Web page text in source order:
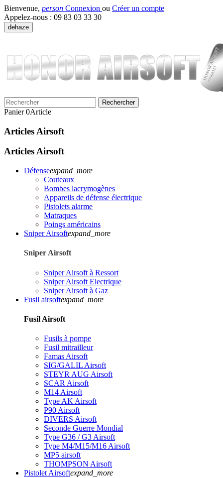
Bienvenue, person Connexion ou Créer un compte
Appelez-nous : 09 83 03 33 30
dehaze
Rechercher
Panier 0Article
Articles Airsoft
Articles Airsoft
Défenseexpand_more
Couteaux
Bombes lacrymogènes
Appareils de défense électrique
Pistolets alarme
Matraques
Poings américains
Sniper Airsoftexpand_more
Sniper Airsoft
Sniper Airsoft à Ressort
Sniper Airsoft Electrique
Sniper Airsoft à Gaz
Fusil airsoftexpand_more
Fusil Airsoft
Fusils à pompe
Fusil mitrailleur
Famas Airsoft
SIG/GALIL Airsoft
STEYR AUG Airsoft
SCAR Airsoft
M14 Airsoft
Type AK Airsoft
P90 Airsoft
DIVERS Airsoft
Seconde Guerre Mondial
Type G36 / G3 Airsoft
Type M4/M15/M16 Airsoft
MP5 airsoft
THOMPSON Airsoft
Pistolet Airsoftexpand_more